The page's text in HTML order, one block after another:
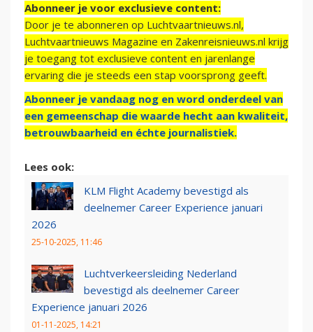
Abonneer je voor exclusieve content:
Door je te abonneren op Luchtvaartnieuws.nl,
Luchtvaartnieuws Magazine en Zakenreisnieuws.nl krijg
je toegang tot exclusieve content en jarenlange
ervaring die je steeds een stap voorsprong geeft.
Abonneer je vandaag nog en word onderdeel van
een gemeenschap die waarde hecht aan kwaliteit,
betrouwbaarheid en échte journalistiek.
Lees ook:
KLM Flight Academy bevestigd als
deelnemer Career Experience januari
2026
25-10-2025, 11:46
Luchtverkeersleiding Nederland
bevestigd als deelnemer Career
Experience januari 2026
01-11-2025, 14:21